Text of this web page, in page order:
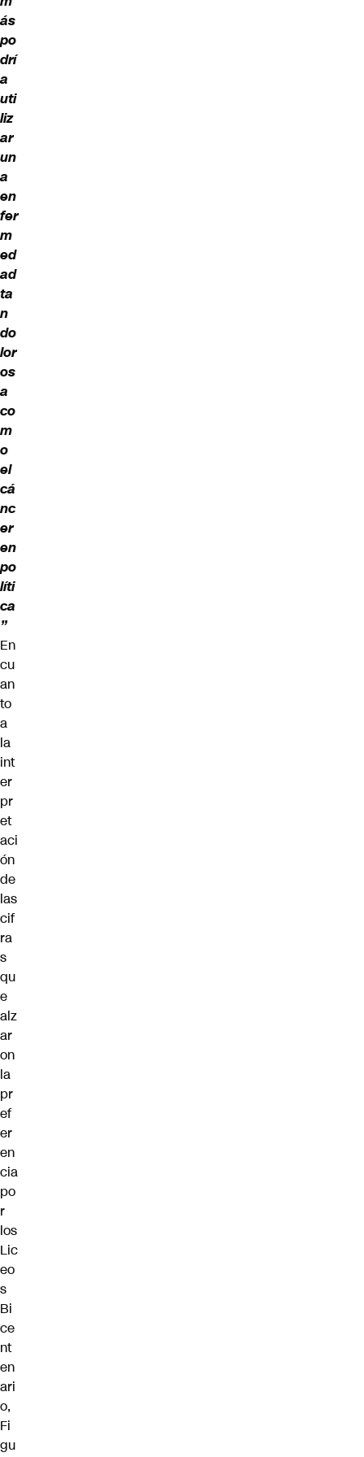
ás
po
drí
a
uti
liz
ar
un
a
en
fer
m
ed
ad
ta
n
do
lor
os
a
co
m
o
el
cá
nc
er
en
po
líti
ca
”
En
cu
an
to
a
la
int
er
pr
et
aci
ón
de
las
cif
ra
s
qu
e
alz
ar
on
la
pr
ef
er
en
cia
po
r
los
Lic
eo
s
Bi
ce
nt
en
ari
o,
Fi
gu